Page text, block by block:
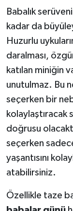
Babalık
kadar da
Huzurlu
daralması,
katılan miniğin
unutulmaz. Bu
seçerken bir
kolaylaştıracak
doğrusu
seçerken
yaşantısını
atabilirsiniz.
Özellikle taze